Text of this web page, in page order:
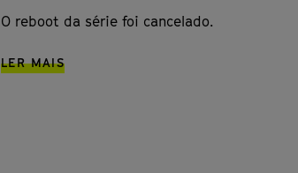
O reboot da série foi cancelado.
LER MAIS